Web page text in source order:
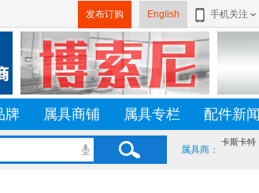
发布订购 English 手机关注
牌 属具商铺 属具专栏 配件新闻
属具商：
卡斯卡特